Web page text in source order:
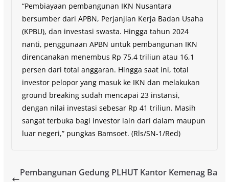
“Pembiayaan pembangunan IKN Nusantara
bersumber dari APBN, Perjanjian Kerja Badan Usaha
(KPBU), dan investasi swasta. Hingga tahun 2024
nanti, penggunaan APBN untuk pembangunan IKN
direncanakan menembus Rp 75,4 triliun atau 16,1
persen dari total anggaran. Hingga saat ini, total
investor pelopor yang masuk ke IKN dan melakukan
ground breaking sudah mencapai 23 instansi,
dengan nilai investasi sebesar Rp 41 triliun. Masih
sangat terbuka bagi investor lain dari dalam maupun
luar negeri,” pungkas Bamsoet. (Rls/SN-1/Red)
Pembangunan Gedung PLHUT Kantor Kemenag Ba